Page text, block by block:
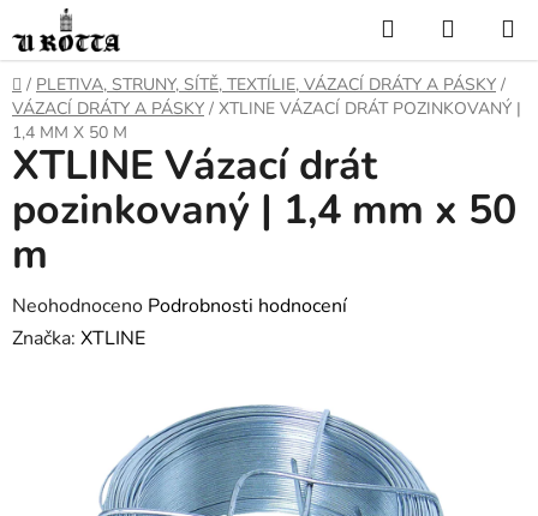
na
obsah
Hledat
KOŠÍK
DOMŮ
/ PLETIVA, STRUNY, SÍTĚ, TEXTÍLIE, VÁZACÍ DRÁTY A PÁSKY /
VÁZACÍ DRÁTY A PÁSKY / XTLINE VÁZACÍ DRÁT POZINKOVANÝ |
1,4 MM X 50 M
XTLINE Vázací drát
pozinkovaný | 1,4 mm x 50
m
Průměrné
hodnocení
Neohodnoceno Podrobnosti hodnocení
Značka: XTLINE